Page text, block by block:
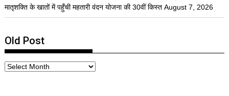
मातृशक्ति के खातों में पहुँची महतारी वंदन योजना की 30वीं किस्त August 7, 2026
Old Post